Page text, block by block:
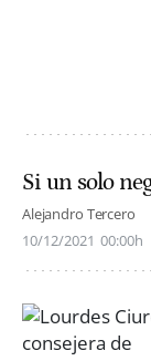
Si un solo
Alejandro Tercero
10/12/2021 00:00h